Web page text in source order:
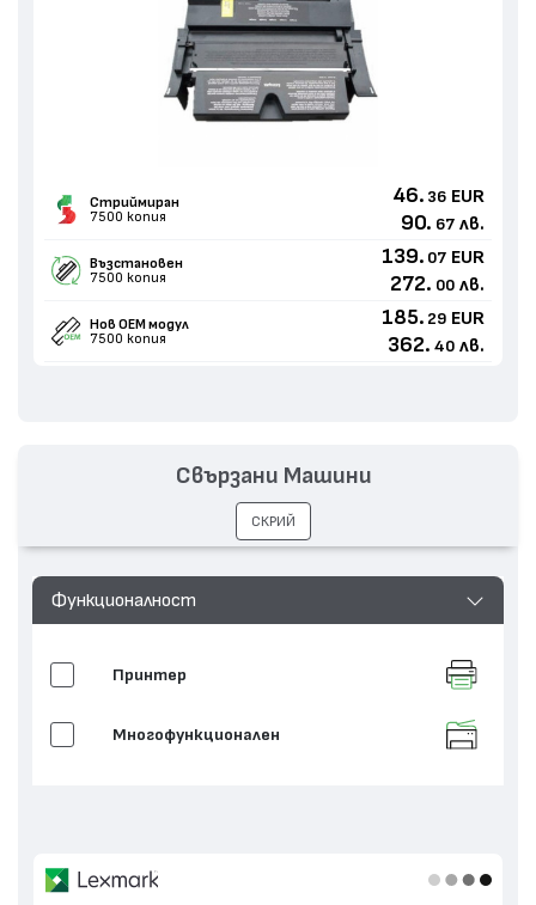
Стриймиран
7500 копия
46. 36 EUR
90. 67 лв.
Възстановен
7500 копия
139. 07 EUR
272. 00 лв.
Нов ОЕМ модул
7500 копия
185. 29 EUR
362. 40 лв.
Функционалност
Принтер
Многофункционален
Свързани Машини
СКРИЙ